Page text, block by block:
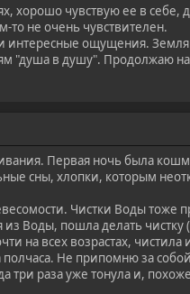
хорошо чувствую ее в себе,
то не очень чувствителен.
ощущения.
"душа в душу". Продолжаю
Первая ночь была
сны, хлопки, которым
Чистки Воды тоже
Воды, пошла делать
на всех возрастах,
Не припомню за
три раза уже тонула и,